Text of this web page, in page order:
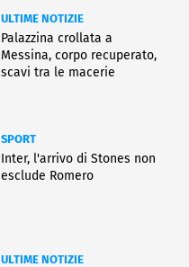
ULTIME NOTIZIE
Palazzina crollata a
Messina, corpo recuperato,
scavi tra le macerie
SPORT
Inter, l'arrivo di Stones non
esclude Romero
ULTIME NOTIZIE